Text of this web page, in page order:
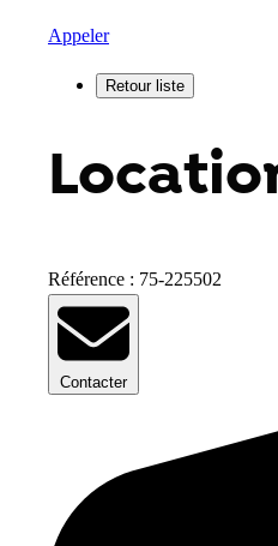
Appeler
Référence : 75-225502
Contacter